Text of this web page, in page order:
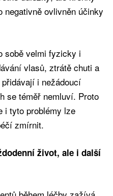
ovlivněn účinky
sobě velmi fyzicky i
vlasů, ztrátě chuti a
i nežádoucí
se téměř nemluví. Proto
i tyto problémy lze
zmírnit.
život, ale i další